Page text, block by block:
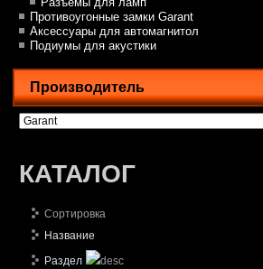
Противоугонные замки Garant
Аксессуары для автомагнитол
Подиумы для акустики
Производитель
КАТАЛОГ
Сортировка
Название
Раздел